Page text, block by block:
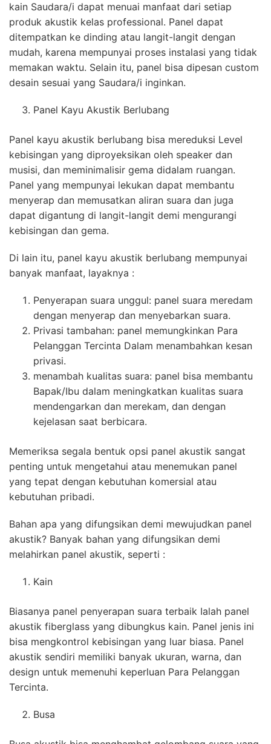
kain Saudara/i dapat menuai manfaat dari setiap
produk akustik kelas professional. Panel dapat
ditempatkan ke dinding atau langit-langit dengan
mudah, karena mempunyai proses instalasi yang tidak
memakan waktu. Selain itu, panel bisa dipesan custom
desain sesuai yang Saudara/i inginkan.
Panel Kayu Akustik Berlubang
Panel kayu akustik berlubang bisa mereduksi Level
kebisingan yang diproyeksikan oleh speaker dan
musisi, dan meminimalisir gema didalam ruangan.
Panel yang mempunyai lekukan dapat membantu
menyerap dan memusatkan aliran suara dan juga
dapat digantung di langit-langit demi mengurangi
kebisingan dan gema.
Di lain itu, panel kayu akustik berlubang mempunyai
banyak manfaat, layaknya :
Penyerapan suara unggul: panel suara meredam
dengan menyerap dan menyebarkan suara.
Privasi tambahan: panel memungkinkan Para
Pelanggan Tercinta Dalam menambahkan kesan
privasi.
menambah kualitas suara: panel bisa membantu
Bapak/Ibu dalam meningkatkan kualitas suara
mendengarkan dan merekam, dan dengan
kejelasan saat berbicara.
Memeriksa segala bentuk opsi panel akustik sangat
penting untuk mengetahui atau menemukan panel
yang tepat dengan kebutuhan komersial atau
kebutuhan pribadi.
Bahan apa yang difungsikan demi mewujudkan panel
akustik? Banyak bahan yang difungsikan demi
melahirkan panel akustik, seperti :
Kain
Biasanya panel penyerapan suara terbaik Ialah panel
akustik fiberglass yang dibungkus kain. Panel jenis ini
bisa mengkontrol kebisingan yang luar biasa. Panel
akustik sendiri memiliki banyak ukuran, warna, dan
design untuk memenuhi keperluan Para Pelanggan
Tercinta.
Busa